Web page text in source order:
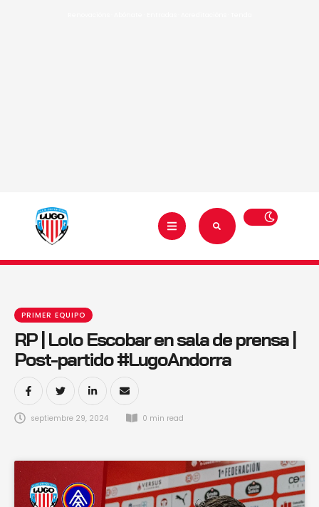
PRIMER EQUIPO
RP | Lolo Escobar en sala de prensa |
Post-partido #LugoAndorra
septiembre 29, 2024 0 min read